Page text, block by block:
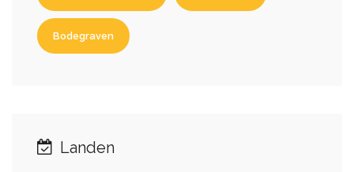
Bodegraven
Landen